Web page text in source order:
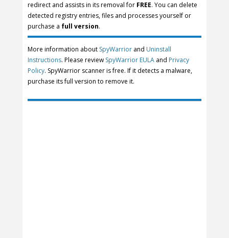
redirect and assists in its removal for FREE. You can delete
detected registry entries, files and processes yourself or
purchase a full version.
More information about SpyWarrior and Uninstall
Instructions. Please review SpyWarrior EULA and Privacy
Policy. SpyWarrior scanner is free. If it detects a malware,
purchase its full version to remove it.